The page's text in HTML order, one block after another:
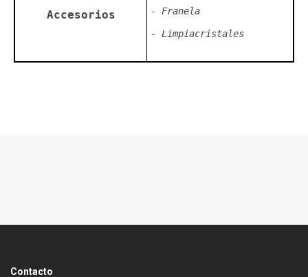
Accesorios - Franela
- Limpiacristales
Contacto